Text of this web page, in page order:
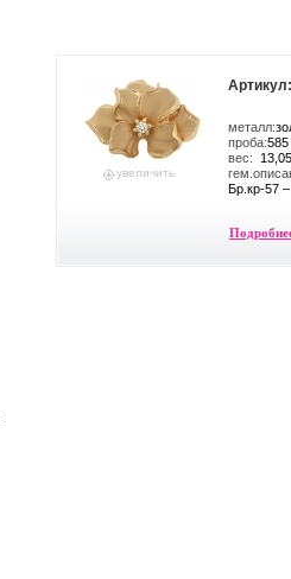
увеличить
металл:
проба:585
вес:
13,05
Бр.кр-57